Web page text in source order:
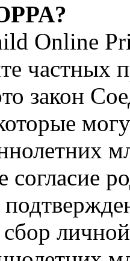
Online
частных
закон
согласие